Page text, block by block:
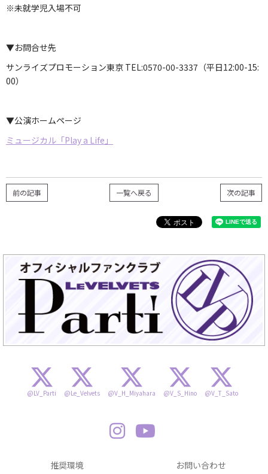
※未就学児入場不可
▼お問合せ先
サンライズプロモーション東京 TEL:0570-00-3337（平日12:00-15:
00）
▼公演ホームページ
ミュージカル「Play a Life」
次の記事
一覧へ戻る
前の記事
@LV_Parti @Le_Velvets @V_H_Miyahara @V_S_Hino @V_T_Sato
推奨環境 お問い合わせ